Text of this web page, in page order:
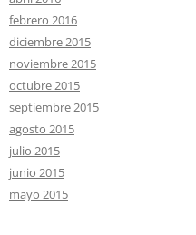
febrero 2016
diciembre 2015
noviembre 2015
octubre 2015
septiembre 2015
agosto 2015
julio 2015
junio 2015
mayo 2015